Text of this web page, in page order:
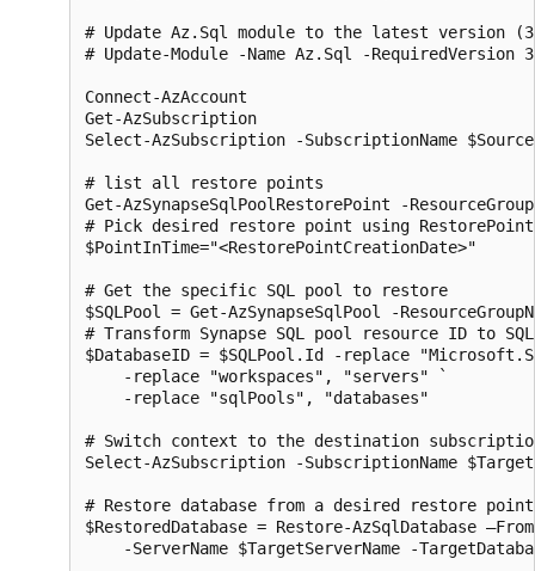
# Update Az.Sql module to the latest version
# Update-Module -Name Az.Sql -RequiredVersion
Connect-AzAccount
Get-AzSubscription
Select-AzSubscription -SubscriptionName
# list all restore points
Get-AzSynapseSqlPoolRestorePoint -
# Pick desired restore point using
$PointInTime="<RestorePointCreationDate>"
# Get the specific SQL pool to restore
$SQLPool = Get-AzSynapseSqlPool -
# Transform Synapse SQL pool resource ID to
$DatabaseID = $SQLPool.Id -replace
    -replace "workspaces", "servers" `
    -replace "sqlPools", "databases"
# Switch context to the destination
Select-AzSubscription -SubscriptionName
# Restore database from a desired restore
$RestoredDatabase = Restore-AzSqlDatabase
-ServerName $TargetServerName -